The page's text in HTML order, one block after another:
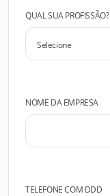
QUAL SUA PROFISSÃO?
NOME DA EMPRESA
TELEFONE COM DDD